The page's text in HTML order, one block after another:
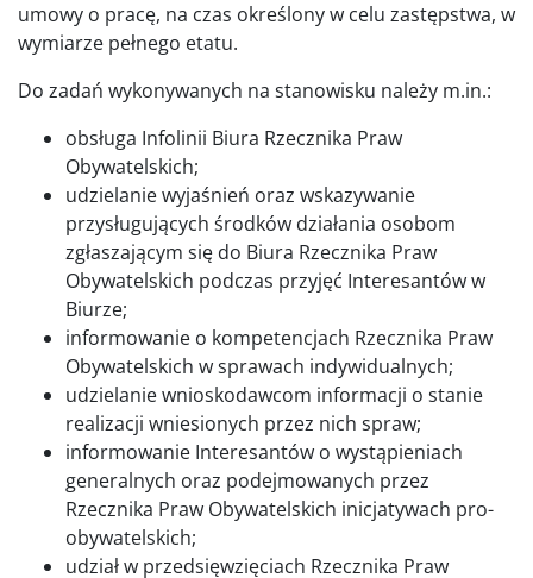
umowy o pracę, na czas określony w celu zastępstwa, w
wymiarze pełnego etatu.
Do zadań wykonywanych na stanowisku należy m.in.:
obsługa Infolinii Biura Rzecznika Praw
Obywatelskich;
udzielanie wyjaśnień oraz wskazywanie
przysługujących środków działania osobom
zgłaszającym się do Biura Rzecznika Praw
Obywatelskich podczas przyjęć Interesantów w
Biurze;
informowanie o kompetencjach Rzecznika Praw
Obywatelskich w sprawach indywidualnych;
udzielanie wnioskodawcom informacji o stanie
realizacji wniesionych przez nich spraw;
informowanie Interesantów o wystąpieniach
generalnych oraz podejmowanych przez
Rzecznika Praw Obywatelskich inicjatywach pro-
obywatelskich;
udział w przedsięwzięciach Rzecznika Praw